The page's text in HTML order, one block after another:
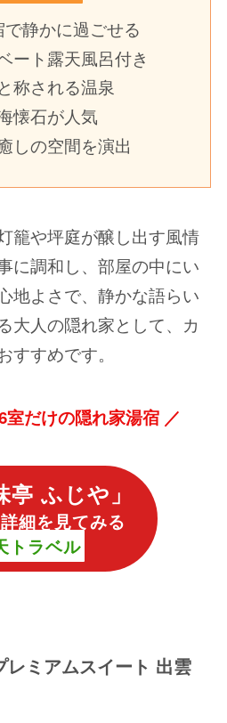
静かに過ごせる
ート露天風呂付き
称される温泉
懐石が人気
しの空間を演出
籠や坪庭が醸し出す風情
に調和し、部屋の中にい
地よさで、静かな語らい
大人の隠れ家として、カ
すすめです。
だけの隠れ家湯宿 ／
亭 ふじや 」
細を見てみる
トラベル
レミアムスイート 出雲